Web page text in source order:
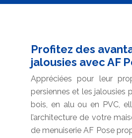
Profitez des
jalousies avec AF
Appréciées pour leur
persiennes et les jalousies
bois, en alu ou en PVC,
l’architecture de votre
de menuiserie AF Pose